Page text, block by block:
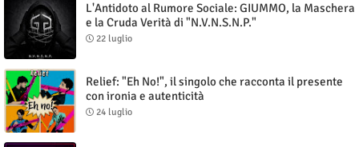
L'Antidoto al Rumore Sociale: GIUMMO, la Maschera
e la Cruda Verità di "N.V.N.S.N.P."
22 luglio
Relief: "Eh No!", il singolo che racconta il presente
con ironia e autenticità
24 luglio